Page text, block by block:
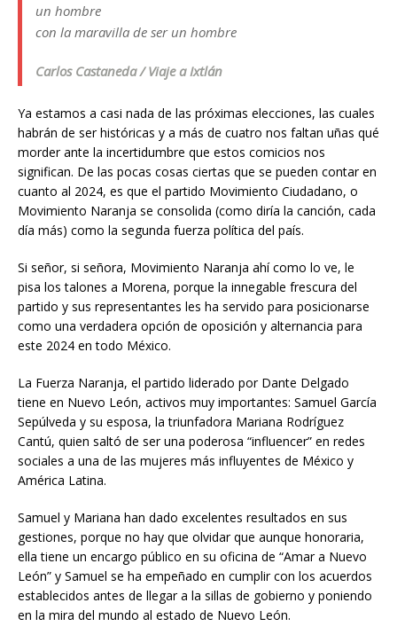
un hombre
con la maravilla de ser un hombre
Carlos Castaneda / Viaje a Ixtlán
Ya estamos a casi nada de las próximas elecciones, las cuales
habrán de ser históricas y a más de cuatro nos faltan uñas qué
morder ante la incertidumbre que estos comicios nos
significan. De las pocas cosas ciertas que se pueden contar en
cuanto al 2024, es que el partido Movimiento Ciudadano, o
Movimiento Naranja se consolida (como diría la canción, cada
día más) como la segunda fuerza política del país.
Si señor, si señora, Movimiento Naranja ahí como lo ve, le
pisa los talones a Morena, porque la innegable frescura del
partido y sus representantes les ha servido para posicionarse
como una verdadera opción de oposición y alternancia para
este 2024 en todo México.
La Fuerza Naranja, el partido liderado por Dante Delgado
tiene en Nuevo León, activos muy importantes: Samuel García
Sepúlveda y su esposa, la triunfadora Mariana Rodríguez
Cantú, quien saltó de ser una poderosa “influencer” en redes
sociales a una de las mujeres más influyentes de México y
América Latina.
Samuel y Mariana han dado excelentes resultados en sus
gestiones, porque no hay que olvidar que aunque honoraria,
ella tiene un encargo público en su oficina de “Amar a Nuevo
León” y Samuel se ha empeñado en cumplir con los acuerdos
establecidos antes de llegar a la sillas de gobierno y poniendo
en la mira del mundo al estado de Nuevo León.